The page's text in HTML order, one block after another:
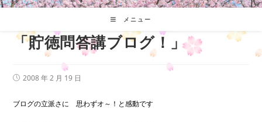
ス
メニュー
「貯徳問答講ブログ！」
投
開
2008 年 2 月 19 日
ブログの立派さに 思わずオ～！と感動です